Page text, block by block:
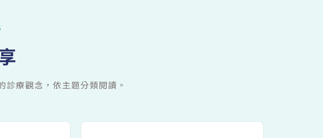
療觀念，依主題分類閱讀。